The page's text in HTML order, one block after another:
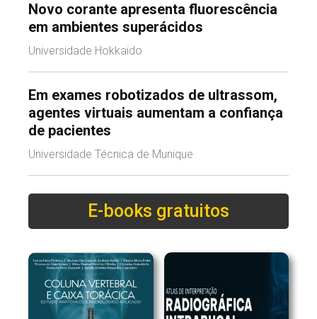
Novo corante apresenta fluorescência
em ambientes superácidos
Universidade Hokkaido
Em exames robotizados de ultrassom,
agentes virtuais aumentam a confiança
de pacientes
Universidade Técnica de Munique
E-books gratuitos